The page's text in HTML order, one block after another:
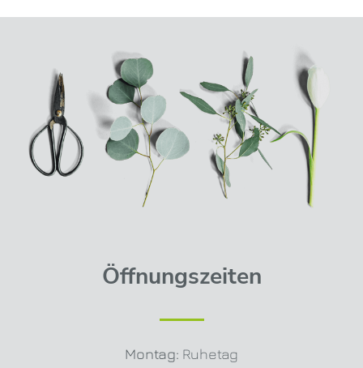
Öffnungszeiten
Montag: Ruhetag